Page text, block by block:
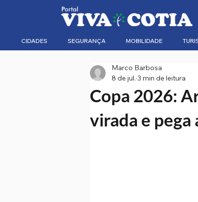
CIDADES SEGURANÇA MOBILIDADE
Copa 2026:
virada e pega
Marco Barbosa
8 de jul. 3 min de leitura